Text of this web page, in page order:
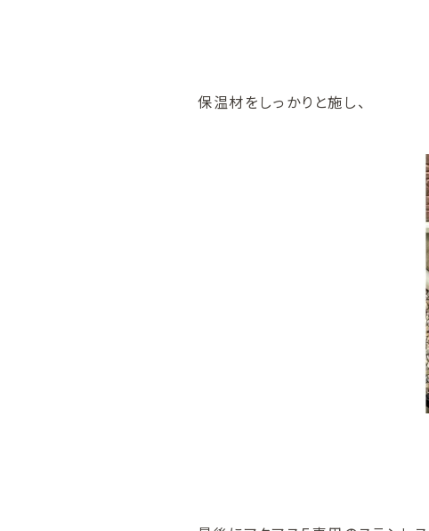
保温材をしっかりと施し、